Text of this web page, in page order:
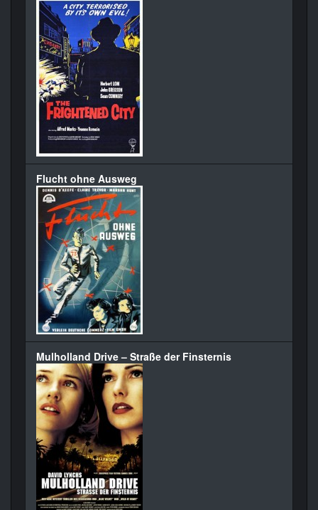
Flucht ohne Ausweg
Mulholland Drive – Straße der Finsternis